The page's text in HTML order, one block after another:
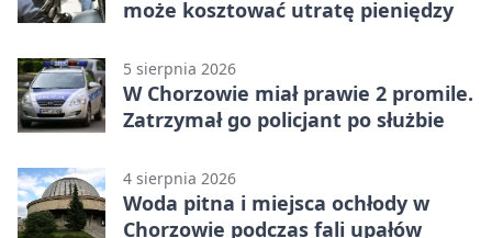
może kosztować utratę pieniędzy
5 sierpnia 2026
W Chorzowie miał prawie 2 promile.
Zatrzymał go policjant po służbie
4 sierpnia 2026
Woda pitna i miejsca ochłody w
Chorzowie podczas fali upałów